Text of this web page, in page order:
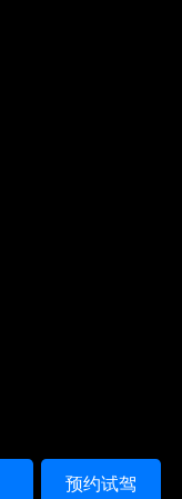
预约试驾